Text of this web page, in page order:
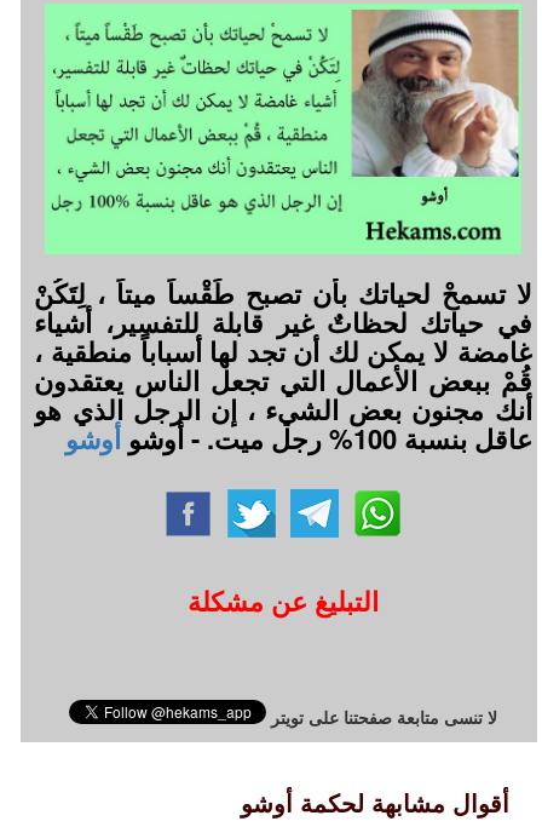
لا تسمحْ لحياتك بأن تصبح طَقْساً ميتاً ، لِتَكُنْ
في حياتك لحظاتٌ غير قابلة للتفسير، أشياء
غامضة لا يمكن لك أن تجد لها أسباباً منطقية ،
قُمْ ببعض الأعمال التي تجعل الناس يعتقدون
أنك مجنون بعض الشيء ، إن الرجل الذي هو
عاقل بنسبة 100% رجل ميت. - أوشو أوشو
التبليغ عن مشكلة
لا تنسى متابعة صفحتنا على تويتر
أقوال مشابهة لحكمة أوشو